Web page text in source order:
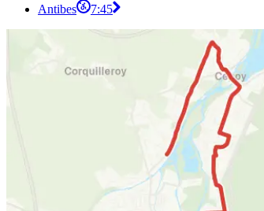
Antibes
7:45